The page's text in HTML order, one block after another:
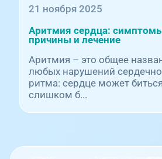
21 ноября 2025
Аритмия сердца:
причины и лечение
Аритмия – это общее
любых нарушений
ритма: сердце может биться
слишком б...